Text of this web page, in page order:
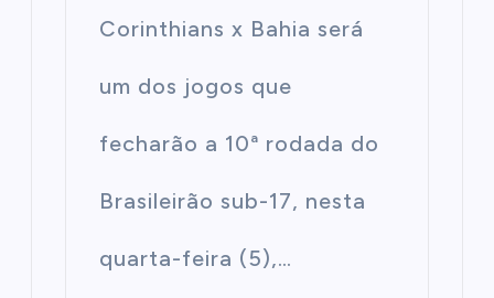
Corinthians x Bahia será
um dos jogos que
fecharão a 10ª rodada do
Brasileirão sub-17, nesta
quarta-feira (5),…